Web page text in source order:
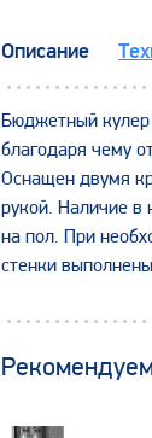
Описание
Бюджетный кулер
благодаря чему
Оснащен двумя
рукой. Наличие в
на пол. При
стенки